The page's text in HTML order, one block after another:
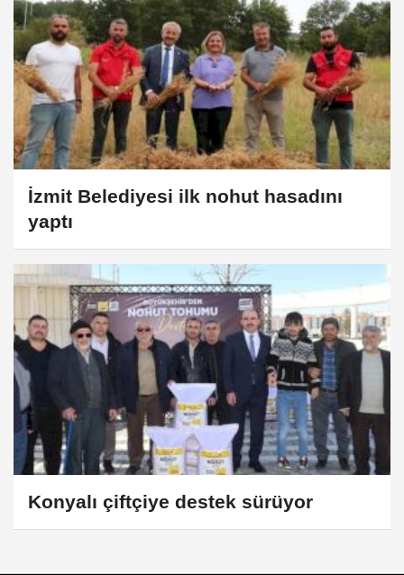
İzmit Belediyesi ilk nohut hasadını
yaptı
Konyalı çiftçiye destek sürüyor